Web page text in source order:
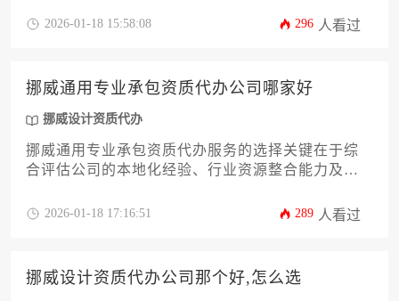
建筑行业联合会认证，能够针对建筑设计、室内设
2026-01-18 15:58:08 296 人看过
挪威通用专业承包资质代办公司哪家好
挪威设计资质代办
挪威通用专业承包资质代办服务的选择关键在于综
合评估公司的本地化经验、行业资源整合能力及合
量服务质量的核心标尺。
2026-01-18 17:16:51 289 人看过
挪威设计资质代办公司那个好,怎么选